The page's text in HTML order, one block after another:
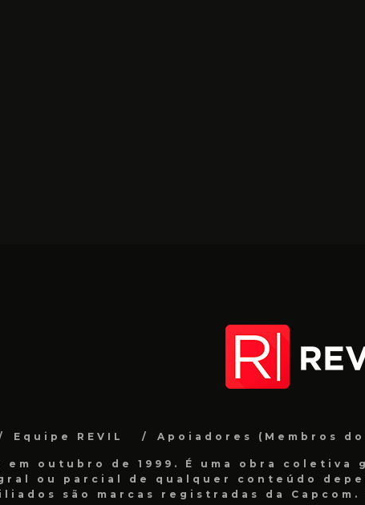
Equipe REVIL Apoiadores (Membros do
em outubro de 1999. É uma obra
ou parcial de qualquer conteúdo
são marcas registradas da